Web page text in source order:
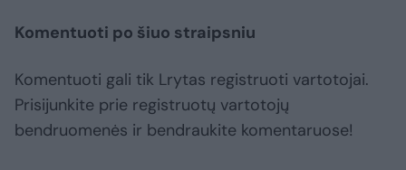
Komentuoti po šiuo straipsniu
Komentuoti gali tik Lrytas registruoti vartotojai.
Prisijunkite prie registruotų vartotojų
bendruomenės ir bendraukite komentaruose!